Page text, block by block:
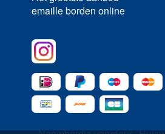
emaille borden online